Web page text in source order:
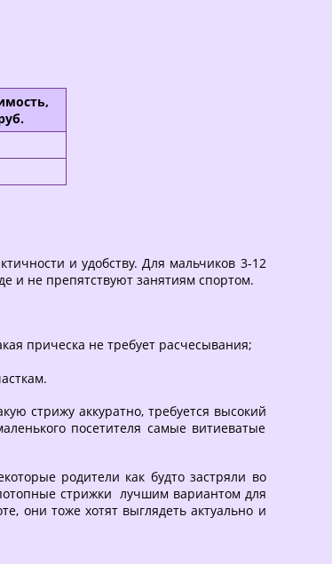
и удобству. Для мальчиков 3-12
и не препятствуют занятиям спортом.
прическа не требует расчесывания;
стрижу аккуратно, требуется высокий
посетителя самые витиеватые
родители как будто застряли во
стрижки лучшим вариантом для
они тоже хотят выглядеть актуально и